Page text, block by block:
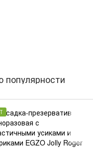
популярности